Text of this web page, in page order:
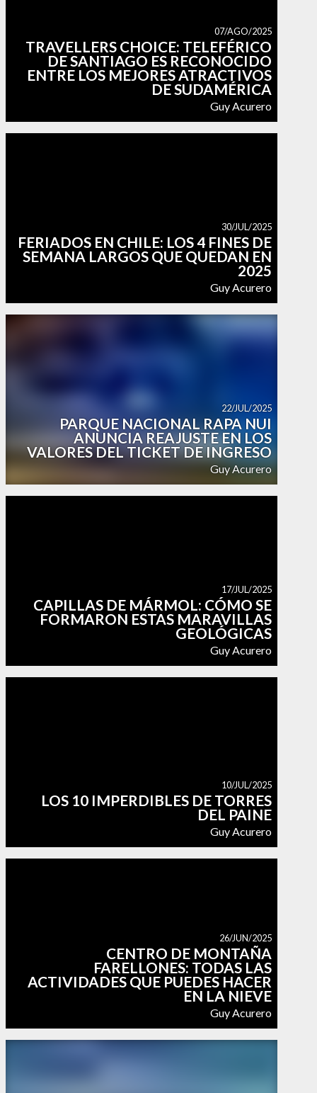
TRAVELLERS CHOICE: TELEFÉRICO
DE SANTIAGO ES RECONOCIDO
ENTRE LOS MEJORES ATRACTIVOS
DE SUDAMÉRICA
Guy Acurero
07/AGO/2025
FERIADOS EN CHILE: LOS 4 FINES DE
SEMANA LARGOS QUE QUEDAN EN
2025
Guy Acurero
30/JUL/2025
PARQUE NACIONAL RAPA NUI
ANUNCIA REAJUSTE EN LOS
VALORES DEL TICKET DE INGRESO
Guy Acurero
22/JUL/2025
CAPILLAS DE MÁRMOL: CÓMO SE
FORMARON ESTAS MARAVILLAS
GEOLÓGICAS
Guy Acurero
17/JUL/2025
LOS 10 IMPERDIBLES DE TORRES
DEL PAINE
Guy Acurero
10/JUL/2025
CENTRO DE MONTAÑA
FARELLONES: TODAS LAS
ACTIVIDADES QUE PUEDES HACER
EN LA NIEVE
Guy Acurero
26/JUN/2025